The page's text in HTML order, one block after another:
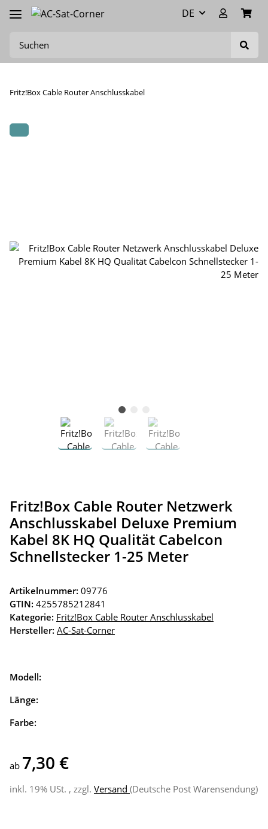
DE
Fritz!Box Cable Router Anschlusskabel
Fritz!Box Cable Router Netzwerk
Anschlusskabel Deluxe Premium
Kabel 8K HQ Qualität Cabelcon
Schnellstecker 1-25 Meter
Artikelnummer: 09776
GTIN: 4255785212841
Kategorie: Fritz!Box Cable Router Anschlusskabel
Hersteller: AC-Sat-Corner
Modell:
Länge:
Farbe:
ab 7,30 €
inkl. 19% USt. , zzgl. Versand (Deutsche Post Warensendung)